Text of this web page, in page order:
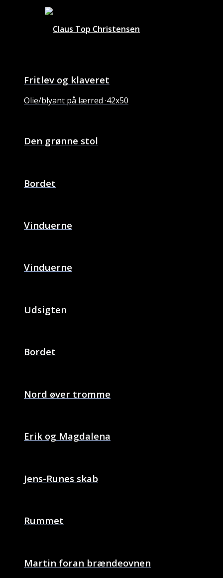
Fritlev og klaveret
Olie/blyant på lærred ·42x50
Den grønne stol
Bordet
Vinduerne
Vinduerne
Udsigten
Bordet
Nord øver tromme
Erik og Magdalena
Jens-Runes skab
Rummet
Martin foran brændeovnen